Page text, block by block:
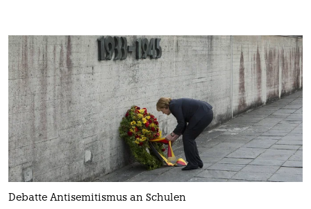
Debatte Antisemitismus an Schulen